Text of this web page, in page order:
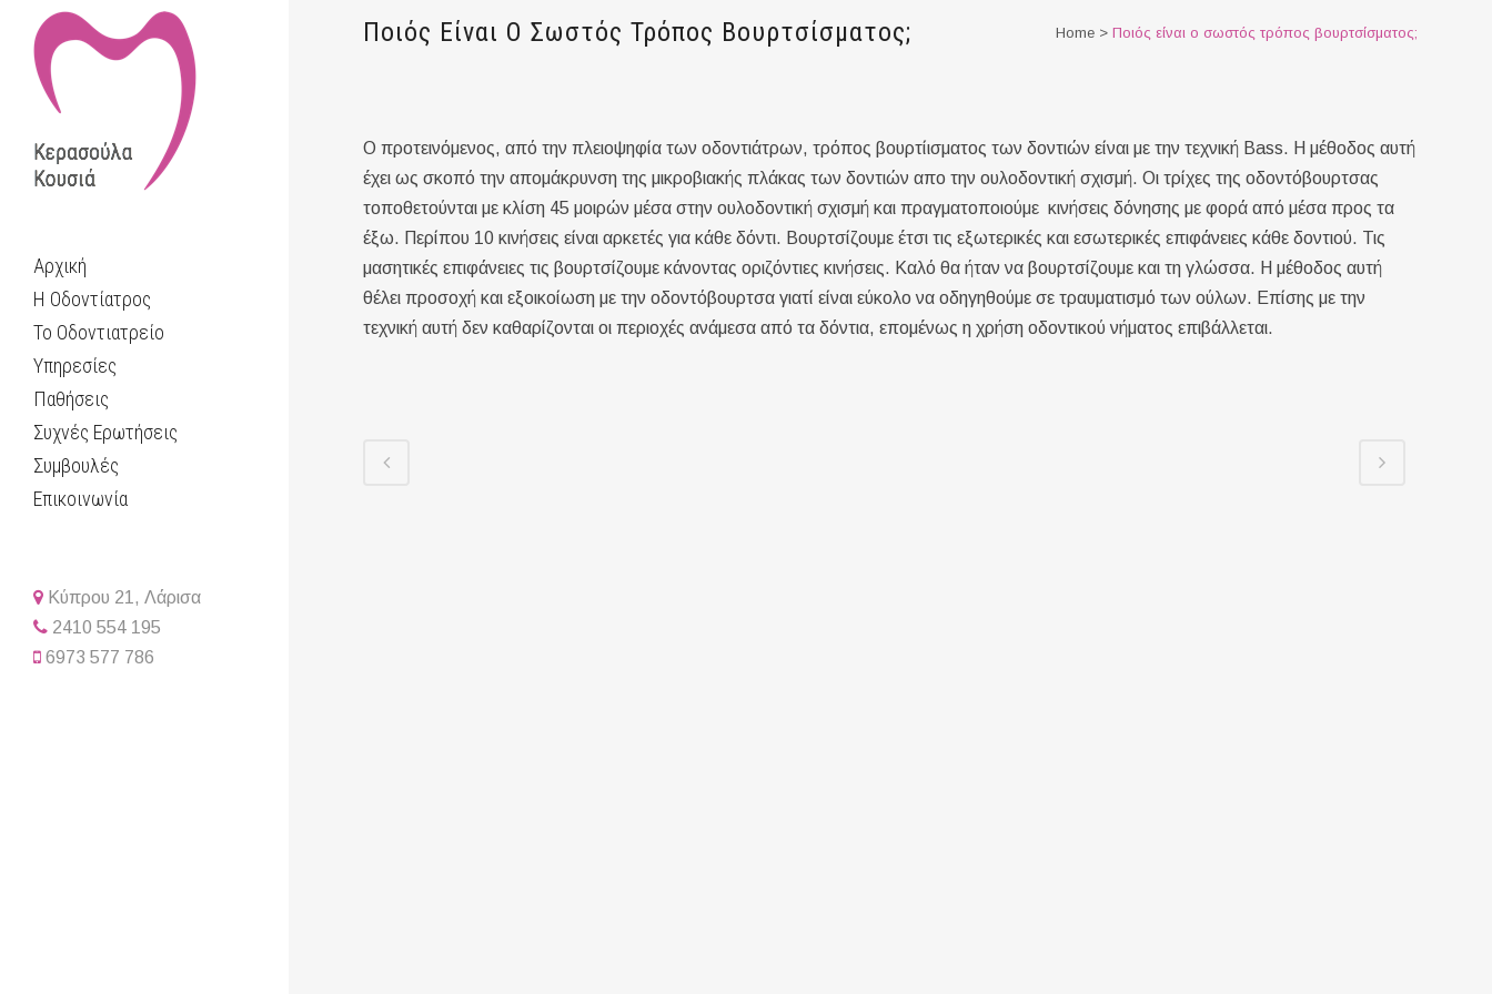
Αρχική
Η Οδοντίατρος
Το Οδοντιατρείο
Υπηρεσίες
Παθήσεις
Συχνές Ερωτήσεις
Συμβουλές
Επικοινωνία
Κύπρου 21, Λάρισα
2410 554 195
6973 577 786
Ποιός Είναι Ο Σωστός Τρόπος Βουρτσίσματος; Home > Ποιός είναι ο σωστός τρόπος βουρτσίσματος;
Ο προτεινόμενος, από την πλειοψηφία των οδοντιάτρων, τρόπος βουρτίισματος των δοντιών είναι με την τεχνική Bass. H μέθοδος αυτή
έχει ως σκοπό την απομάκρυνση της μικροβιακής πλάκας των δοντιών απο την ουλοδοντική σχισμή. Οι τρίχες της οδοντόβουρτσας
τοποθετούνται με κλίση 45 μοιρών μέσα στην ουλοδοντική σχισμή και πραγματοποιούμε κινήσεις δόνησης με φορά από μέσα προς τα
έξω. Περίπου 10 κινήσεις είναι αρκετές για κάθε δόντι. Βουρτσίζουμε έτσι τις εξωτερικές και εσωτερικές επιφάνειες κάθε δοντιού. Τις
μασητικές επιφάνειες τις βουρτσίζουμε κάνοντας οριζόντιες κινήσεις. Καλό θα ήταν να βουρτσίζουμε και τη γλώσσα. Η μέθοδος αυτή
θέλει προσοχή και εξοικοίωση με την οδοντόβουρτσα γιατί είναι εύκολο να οδηγηθούμε σε τραυματισμό των ούλων. Επίσης με την
τεχνική αυτή δεν καθαρίζονται οι περιοχές ανάμεσα από τα δόντια, επομένως η χρήση οδοντικού νήματος επιβάλλεται.